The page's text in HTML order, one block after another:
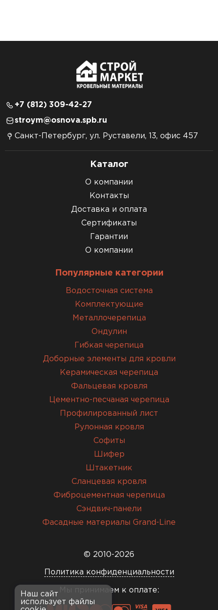
+7 (812) 309-42-27
stroym@osnova.spb.ru
Санкт-Петербург, ул. Руставели, 13, офис 457
Каталог
О компании
Контакты
Доставка и оплата
Сертификаты
Гарантии
О компании
Популярные категории
Водосточная система
Комплектующие
Металлочерепица
Ондулин
Гибкая черепица
Доборные элементы для кровли
Керамическая черепица
Фальцевая кровля
Цементно-песчаная черепица
Профилированный лист
Рулонная кровля
Софиты
Шифер
Штакетник
Сланцевая кровля
Фиброцементная черепица
Сэндвич-панели
Фасадные материалы Grand-Line
© 2010-2026
Политика конфиденциальности
Мы принимаем к оплате:
Наш сайт
использует файлы